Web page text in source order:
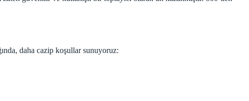
daha cazip koşullar sunuyoruz: